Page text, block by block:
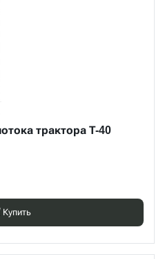
трактора Т-40
Купить